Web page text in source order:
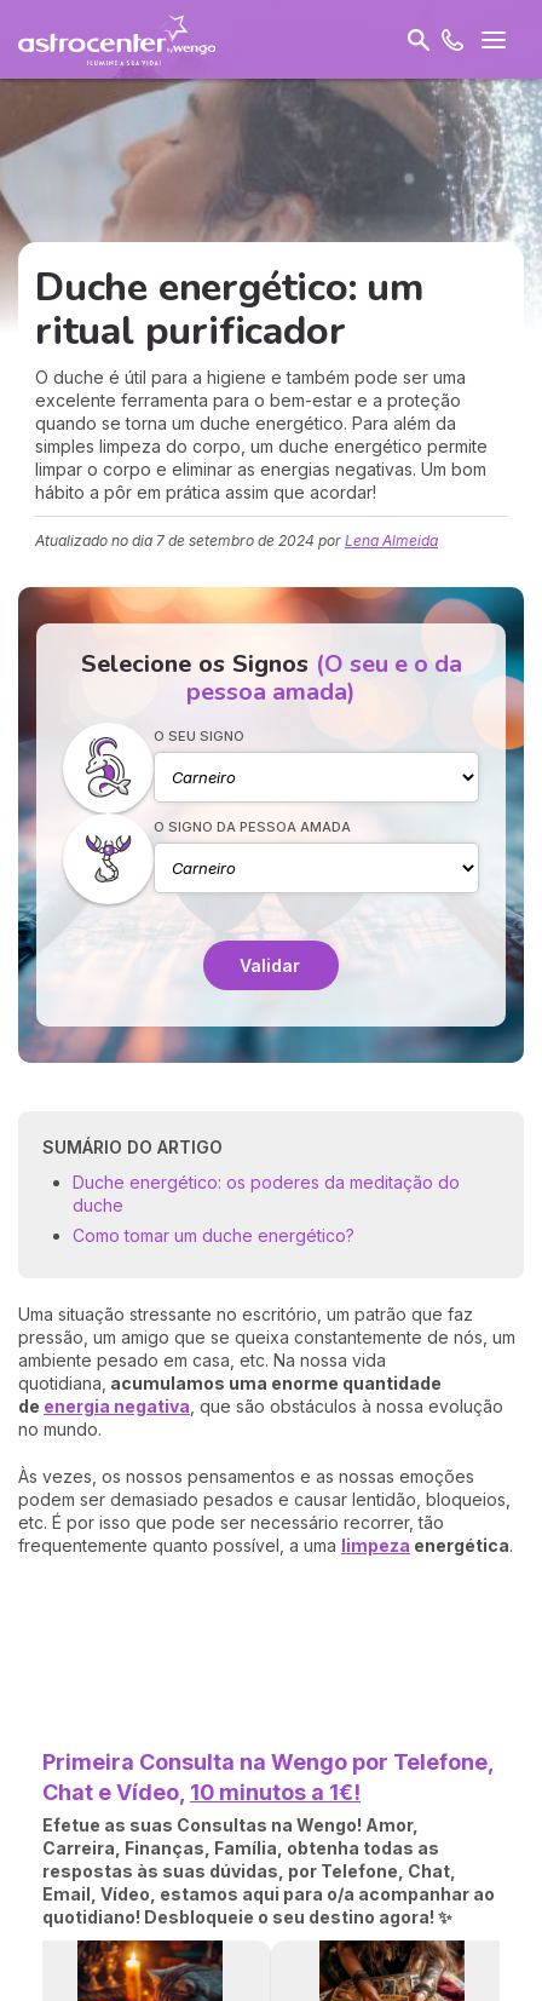
Duche energético: um
ritual purificador
O duche é útil para a higiene e também pode ser uma
excelente ferramenta para o bem-estar e a proteção
quando se torna um duche energético. Para além da
simples limpeza do corpo, um duche energético permite
limpar o corpo e eliminar as energias negativas. Um bom
hábito a pôr em prática assim que acordar!
Atualizado no dia 7 de setembro de 2024 por Lena Almeida
Selecione os Signos (O seu e o da
pessoa amada)
O SEU SIGNO
O SIGNO DA PESSOA AMADA
Validar
SUMÁRIO DO ARTIGO
Duche energético: os poderes da meditação do
duche
Como tomar um duche energético?
Uma situação stressante no escritório, um patrão que faz
pressão, um amigo que se queixa constantemente de nós, um
ambiente pesado em casa, etc. Na nossa vida
quotidiana, acumulamos uma enorme quantidade
de energia negativa , que são obstáculos à nossa evolução
no mundo.
Às vezes, os nossos pensamentos e as nossas emoções
podem ser demasiado pesados e causar lentidão, bloqueios,
etc. É por isso que pode ser necessário recorrer, tão
frequentemente quanto possível, a uma limpeza energética.
Primeira Consulta na Wengo por Telefone,
Chat e Vídeo, 10 minutos a 1€!
Efetue as suas Consultas na Wengo! Amor,
Carreira, Finanças, Família, obtenha todas as
respostas às suas dúvidas, por Telefone, Chat,
Email, Vídeo, estamos aqui para o/a acompanhar ao
quotidiano! Desbloqueie o seu destino agora! ✨